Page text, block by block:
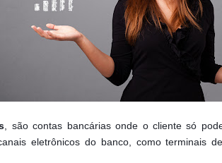
, são contas bancárias onde o cliente só
eletrônicos do banco, como terminais